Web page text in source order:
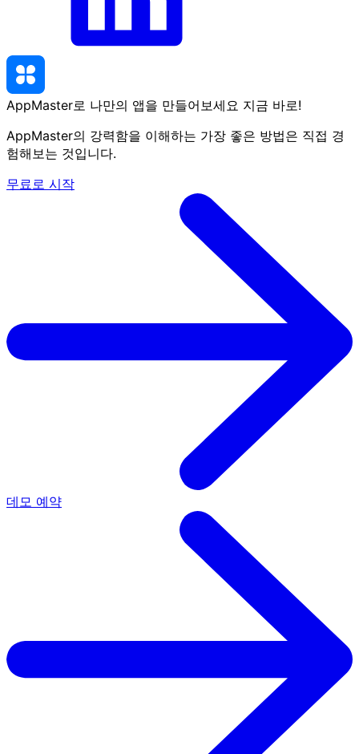
AppMaster로 나만의 앱을 만들어보세요 지금 바로!
AppMaster의 강력함을 이해하는 가장 좋은 방법은 직접 경
험해보는 것입니다.
무료로 시작
데모 예약